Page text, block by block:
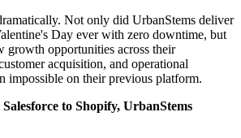
Not only did UrbanStems deliver
Day ever with zero downtime, but
growth opportunities across their
acquisition, and operational
impossible on their previous platform.
to Shopify, UrbanStems